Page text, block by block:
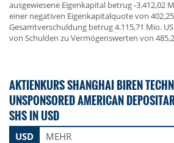
ausgewiesene Eigenkapital betrug -3.412,02
einer negativen Eigenkapitalquote von
Gesamtverschuldung betrug 4.115,71 Mio.
von Schulden zu Vermögenswerten von
AKTIENKURS SHANGHAI BIREN
UNSPONSORED AMERICAN
SHS IN USD
USD MEHR